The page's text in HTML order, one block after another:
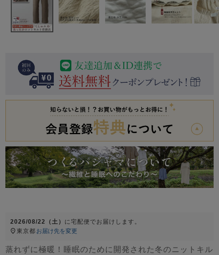
春 夏 秋
ボーイズパジャマ
売れ筋ランキング
すべての生地一覧はこちら
目的別でさがす一覧はこちら
前開き かぶり スリーパー
作務衣
羽織・バスロ
ーブ
ズボン単品
ズ
パジャマ
2026/08/22（土） に宅配便 でお届けします。
東京都 お届け先を変更
蒸れずに極暖！睡眠のために開発された冬のニットキル